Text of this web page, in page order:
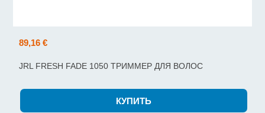
89,16 €
JRL FRESH FADE 1050 ТРИММЕР ДЛЯ ВОЛОС